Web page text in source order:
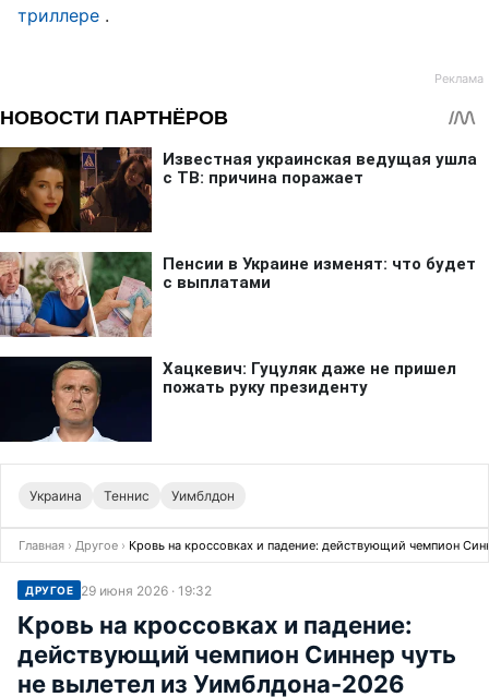
триллере .
Украина Теннис Уимблдон
Главная › Другое › Кровь на кроссовках и падение: действующий чемпион
ДРУГОЕ 29 июня 2026 · 19:32
Кровь на кроссовках и падение:
действующий чемпион Синнер чуть
не вылетел из Уимблдона-2026